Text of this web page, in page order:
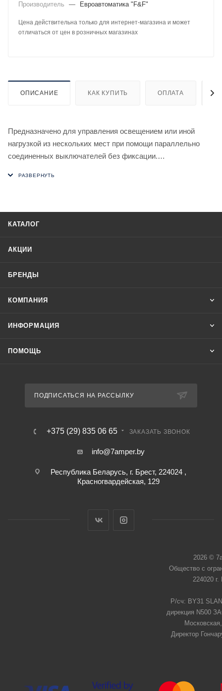
Производитель — Евроавтоматика "F&F"
Цена действительна только для интернет-магазина и может
отличаться от цен в розничных магазинах
ОПИСАНИЕ КАК КУПИТЬ ОПЛАТА
Предназначено для управления освещением или иной
нагрузкой из нескольких мест при помощи параллельно
соединенных выключателей без фиксации.
КАТАЛОГ
АКЦИИ
БРЕНДЫ
КОМПАНИЯ
ИНФОРМАЦИЯ
ПОМОЩЬ
ПОДПИСАТЬСЯ НА РАССЫЛКУ
+375 (29) 835 06 65 ЗАКАЗАТЬ ЗВОНОК
info@7amper.by
Республика Беларусь, г. Брест, 224024 ,
Красногвардейская, 129
2026 ©
Общество с
224020
Р/сч: BY31
дирекция N500
Директор